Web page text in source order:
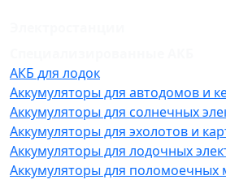
АКБ для лодок
Аккумуляторы для автодомов и
Аккумуляторы для солнечных
Аккумуляторы для эхолотов и
Аккумуляторы для лодочных
Аккумуляторы для